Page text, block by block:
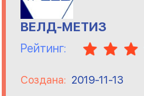
ВЕЛД-МЕТИЗ
Рейтинг:
Создана: 2019-11-13